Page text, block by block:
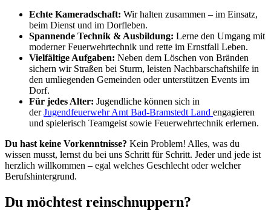
Echte Kameradschaft: Wir halten zusammen – im Einsatz,
beim Dienst und im Dorfleben.
Spannende Technik & Ausbildung: Lerne den Umgang mit
moderner Feuerwehrtechnik und rette im Ernstfall Leben.
Vielfältige Aufgaben: Neben dem Löschen von Bränden
sichern wir Straßen bei Sturm, leisten Nachbarschaftshilfe in
den umliegenden Gemeinden oder unterstützen Events im
Dorf.
Für jedes Alter: Jugendliche können sich in
derJugendfeuerwehr Amt Bad-Bramstedt Land engagieren
und spielerisch Teamgeist sowie Feuerwehrtechnik erlernen.
Du hast keine Vorkenntnisse? Kein Problem! Alles, was du
wissen musst, lernst du bei uns Schritt für Schritt. Jeder und jede ist
herzlich willkommen – egal welches Geschlecht oder welcher
Berufshintergrund.
Du möchtest reinschnuppern?